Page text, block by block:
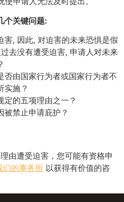
个关键问题:
害, 因此, 对迫害的未来恐惧是假
去没有遭受迫害, 申请人对未来
否由国家行为者或国家行为者不
实施？
定的五项理由之一？
被禁止申请庇护？
由遭受迫害，您可能有资格申
们的事务所 以获得有价值的咨